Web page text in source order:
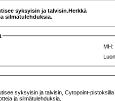
syksyisin ja talvisin.Herkkä
silmätulehduksia.
MH:
syksyisin ja talvisin, Cytopoint-
ja silmätulehduksia.